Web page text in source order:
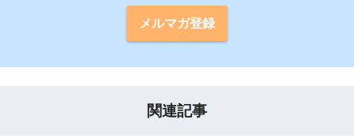
メルマガ登録
関連記事